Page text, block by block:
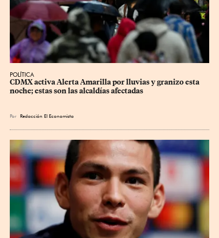
POLÍTICA
CDMX activa Alerta Amarilla por lluvias y granizo esta
noche; estas son las alcaldías afectadas
Por Redacción El Economista